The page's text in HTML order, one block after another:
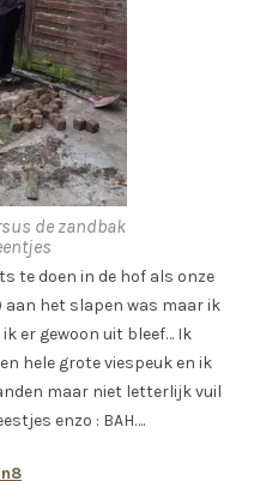
de zandbak
te doen in de hof als onze
aan het slapen was maar ik
er gewoon uit bleef… Ik
hele grote viespeuk en ik
maar niet letterlijk vuil
enzo : BAH….